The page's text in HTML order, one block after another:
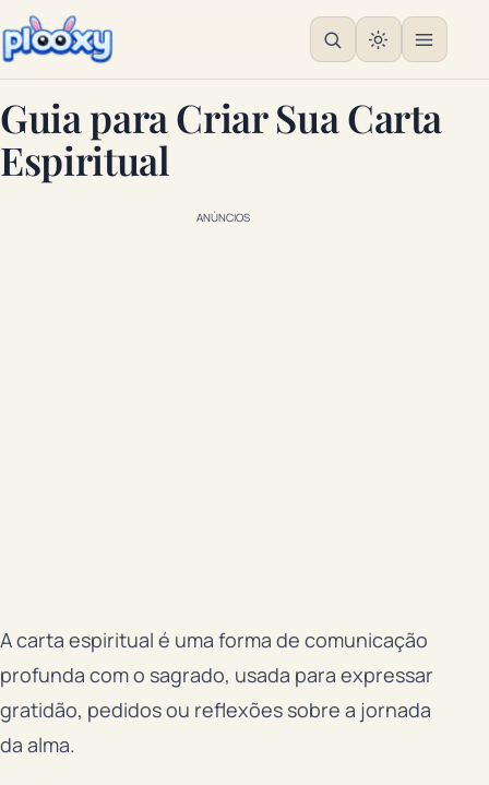
Guia para Criar Sua Carta
Espiritual
ANÚNCIOS
A carta espiritual é uma forma de comunicação
profunda com o sagrado, usada para expressar
gratidão, pedidos ou reflexões sobre a jornada
da alma.